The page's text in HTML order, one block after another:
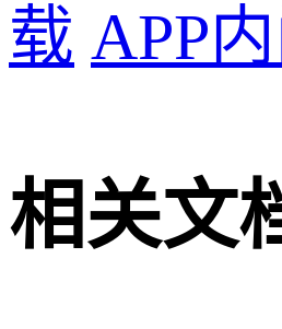
载 APP
相关文